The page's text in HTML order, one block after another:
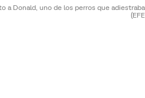
a Donald, uno de los perros que